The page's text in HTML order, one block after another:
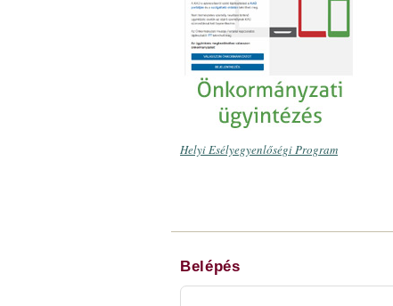
Helyi Esélyegyenlőségi Program
Belépés